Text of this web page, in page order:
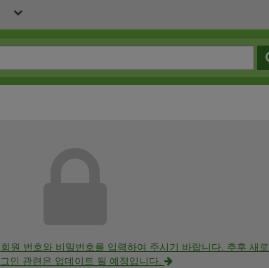
원 번호와 비밀번호를 입력하여 주시기 바랍니다. 추후 새로
인 관련은 업데이트 될 예정입니다.